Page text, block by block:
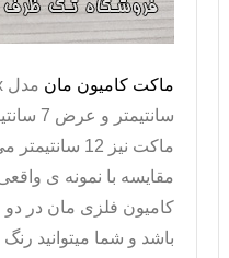
ماکت کامیون مان مدل
ماکت نیز 12
کامیون فلزی مان در
باشد و شما میتوانید